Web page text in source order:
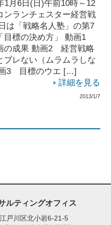
1月6日(日)午前10時～12
ランチェスター経営戦
は「戦略名人塾」の第7
標の決め方」 動画1
の成果 動画2 経営戦略
ブレない（ムラムラしな
3 目標のウエ […]
詳細を見る
2013/1/7
ルティングオフィス
戸川区北小岩6-21-5